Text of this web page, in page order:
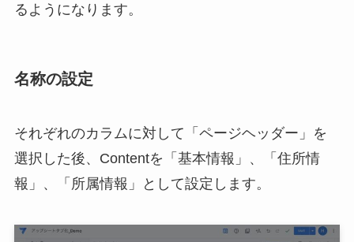
るようになります。
名称の設定
それぞれのカラムに対して「ページヘッダー」を
選択した後、Contentを「基本情報」、「住所情
報」、「所属情報」として設定します。